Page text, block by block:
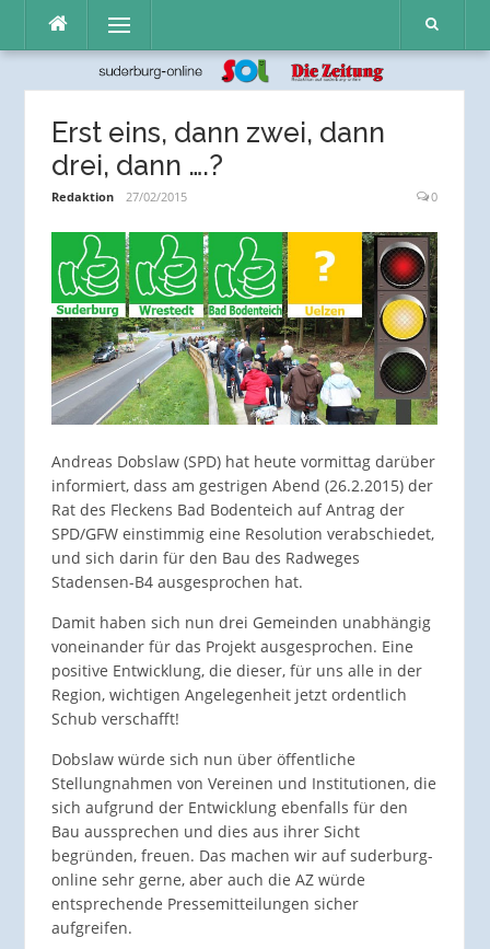
Inhalt
Menü
Erst eins, dann zwei, dann
drei, dann ….?
Redaktion 27/02/2015 0
Andreas Dobslaw (SPD) hat heute vormittag darüber
informiert, dass am gestrigen Abend (26.2.2015) der
Rat des Fleckens Bad Bodenteich auf Antrag der
SPD/GFW einstimmig eine Resolution verabschiedet,
und sich darin für den Bau des Radweges
Stadensen-B4 ausgesprochen hat.
Damit haben sich nun drei Gemeinden unabhängig
voneinander für das Projekt ausgesprochen. Eine
positive Entwicklung, die dieser, für uns alle in der
Region, wichtigen Angelegenheit jetzt ordentlich
Schub verschafft!
Dobslaw würde sich nun über öffentliche
Stellungnahmen von Vereinen und Institutionen, die
sich aufgrund der Entwicklung ebenfalls für den
Bau aussprechen und dies aus ihrer Sicht
begründen, freuen. Das machen wir auf suderburg-
online sehr gerne, aber auch die AZ würde
entsprechende Pressemitteilungen sicher
aufgreifen.